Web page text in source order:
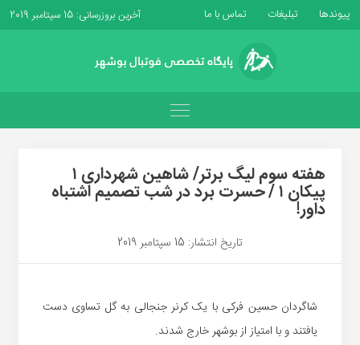
پیوندها تبلیغات تماس با ما آخرین بروزرسانی: 15 سپتامبر 2019
هفته سوم لیگ برتر/ شاهین شهرداری ۱
پیکان ۱ / حسرت برد در شب تصمیم اشتباه
داور!
تاریخ انتشار: 15 سپتامبر 2019
شاگردان حسین فرکی با یک کرنر جنجالی به گل تساوی دست
یافتند و با امتیاز از بوشهر خارج شدند.